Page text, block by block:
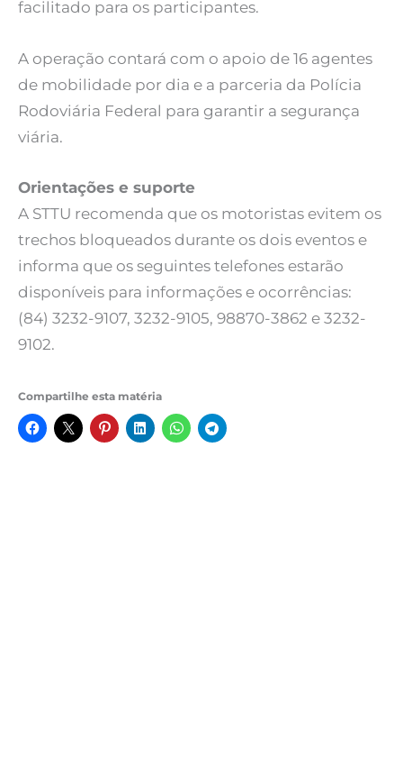
facilitado para os participantes.
A operação contará com o apoio de 16 agentes
de mobilidade por dia e a parceria da Polícia
Rodoviária Federal para garantir a segurança
viária.
Orientações e suporte
A STTU recomenda que os motoristas evitem os
trechos bloqueados durante os dois eventos e
informa que os seguintes telefones estarão
disponíveis para informações e ocorrências:
(84) 3232-9107, 3232-9105, 98870-3862 e 3232-
9102.
Compartilhe esta matéria